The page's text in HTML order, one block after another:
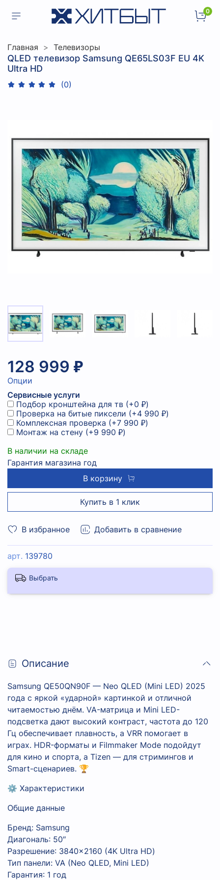
0
Главная Телевизоры
QLED телевизор Samsung QE65LS03F EU 4K
Ultra HD
(0)
В избранное Добавить в сравнение
арт. 139780
128 999 ₽
Опции
Сервисные услуги
Подбор кронштейна для тв (+0 ₽)
Проверка на битые пиксели (+4 990 ₽)
Комплексная проверка (+7 990 ₽)
Монтаж на стену (+9 990 ₽)
В наличии на складе
Гарантия магазина год
В корзину
Купить в 1 клик
Выбрать
Описание
Samsung QE50QN90F — Neo QLED (Mini LED) 2025
года с яркой «ударной» картинкой и отличной
читаемостью днём. VA-матрица и Mini LED-
подсветка дают высокий контраст, частота до 120
Гц обеспечивает плавность, а VRR помогает в
играх. HDR-форматы и Filmmaker Mode подойдут
для кино и спорта, а Tizen — для стримингов и
Smart-сценариев. 🏆
⚙️ Характеристики
Общие данные
Бренд: Samsung
Диагональ: 50″
Разрешение: 3840×2160 (4K Ultra HD)
Тип панели: VA (Neo QLED, Mini LED)
Гарантия: 1 год